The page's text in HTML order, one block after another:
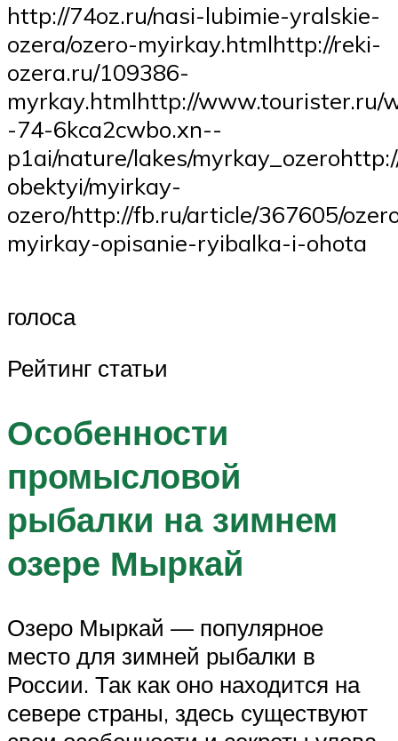
http://74oz.ru/nasi-lubimie-yralskie-
ozera/ozero-myirkay.htmlhttp://reki-
ozera.ru/109386-
myrkay.htmlhttp://www.tourister.ru/
-74-6kca2cwbo.xn--
p1ai/nature/lakes/
obektyi/myirkay-
ozero/http://fb.ru/article/367605/
myirkay-opisanie-ryibalka-i-ohota
голоса
Рейтинг статьи
Особенности
промысловой
рыбалки на зимнем
озере Мыркай
Озеро Мыркай — популярное
место для зимней рыбалки в
России. Так как оно находится на
севере страны, здесь существуют